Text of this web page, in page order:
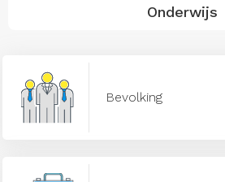
Onderwijs
Bevolking